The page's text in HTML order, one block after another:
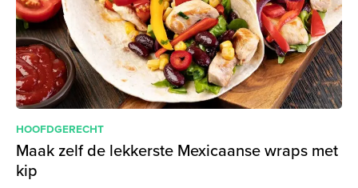
HOOFDGERECHT
Maak zelf de lekkerste Mexicaanse wraps met
kip